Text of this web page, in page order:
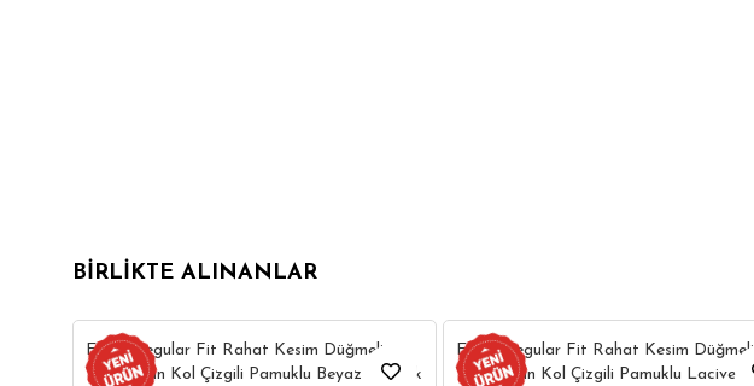
BIRLIKTE ALINANLAR
Erkek Regular Fit Rahat Kesim Düğmeli
Yaka Uzun Kol Çizgili Pamuklu Beyaz Gömlek
Erkek Regular Fit Rahat Kesim Düğmeli
Yaka Uzun Kol Çizgili Pamuklu Lacivert